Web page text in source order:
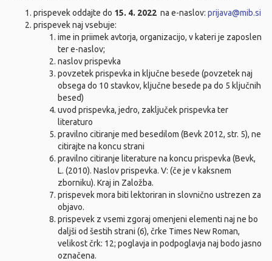
prispevek oddajte do 15. 4. 2022 na e-naslov: prijava@mib.si
prispevek naj vsebuje:
ime in priimek avtorja, organizacijo, v kateri je zaposlen
ter e-naslov;
naslov prispevka
povzetek prispevka in ključne besede (povzetek naj
obsega do 10 stavkov, ključne besede pa do 5 ključnih
besed)
uvod prispevka, jedro, zaključek prispevka ter
literaturo
pravilno citiranje med besedilom (Bevk 2012, str. 5), ne
citirajte na koncu strani
pravilno citiranje literature na koncu prispevka (Bevk,
L. (2010). Naslov prispevka. V: (če je v kaksnem
zborniku). Kraj in Založba.
prispevek mora biti lektoriran in slovnično ustrezen za
objavo.
prispevek z vsemi zgoraj omenjeni elementi naj ne bo
daljši od šestih strani (6), črke Times New Roman,
velikost črk: 12; poglavja in podpoglavja naj bodo jasno
označena.